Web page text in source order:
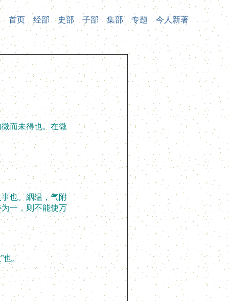
首页 经部 史部 子部 集部 专题 今人新著
而未得也。在微
也。絪缊，气附
一，则不能使万
。